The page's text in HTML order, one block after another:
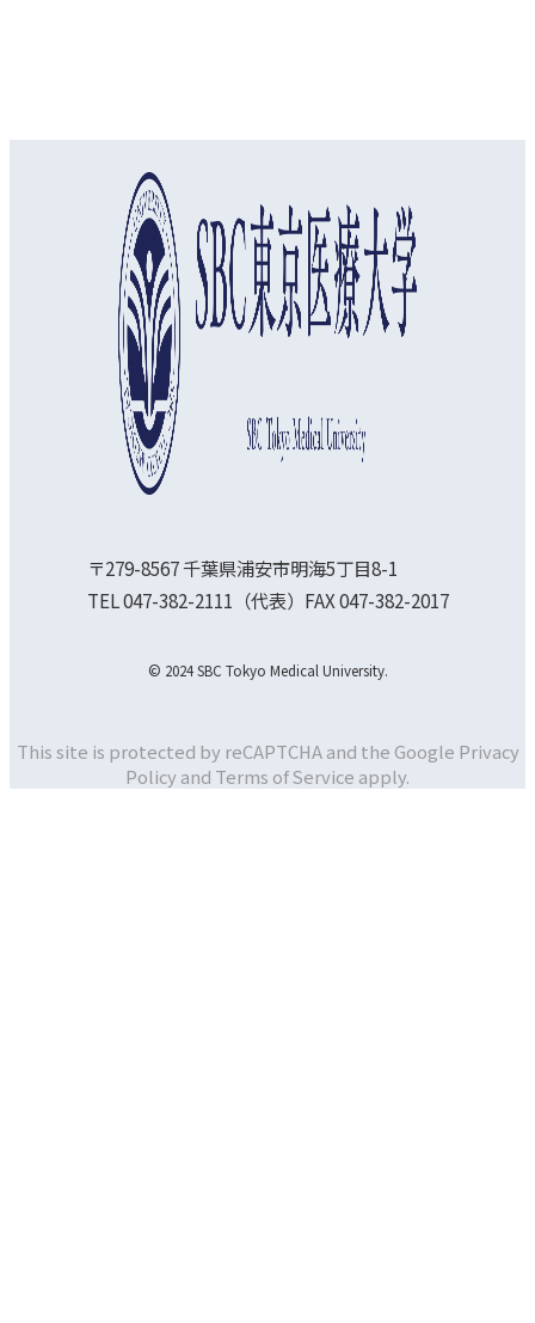
〒279-8567 千葉県浦安市明海5丁目8-1
TEL 047-382-2111（代表）FAX 047-382-2017
© 2024 SBC Tokyo Medical University.
This site is protected by reCAPTCHA and the Google Privacy
Policy and Terms of Service apply.